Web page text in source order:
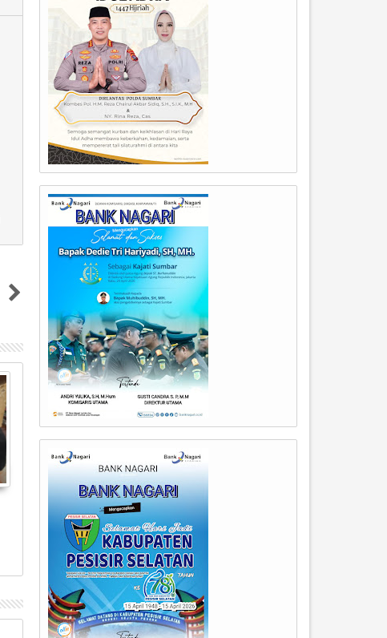
03
Banjir Rendam Sejumlah Wilayah
di Kota Padang, Polresta Padang
Kerahkan Personel Evakuasi
Warga dan Siaga Penuh.